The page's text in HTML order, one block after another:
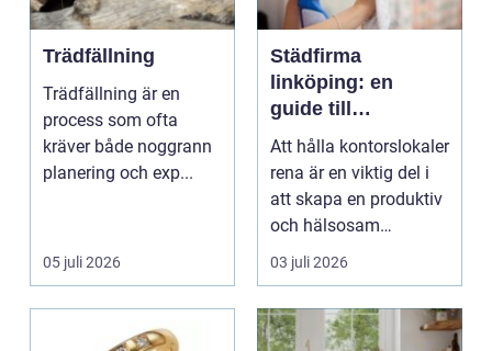
Trädfällning
Trädfällning är en
process som ofta
kräver både noggrann
planering och exp...
05 juli 2026
Städfirma
linköping: en
guide till
professionell
städning
Att hålla kontorslokaler
rena är en viktig del i
att skapa en produktiv
och hälsosam
arbetsmiljö. En...
03 juli 2026